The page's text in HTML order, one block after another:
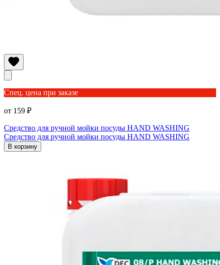
Спец. цена при заказе
от 159 ₽
Средство для ручной мойки посуды HAND WASHING
Средство для ручной мойки посуды HAND WASHING
В корзину